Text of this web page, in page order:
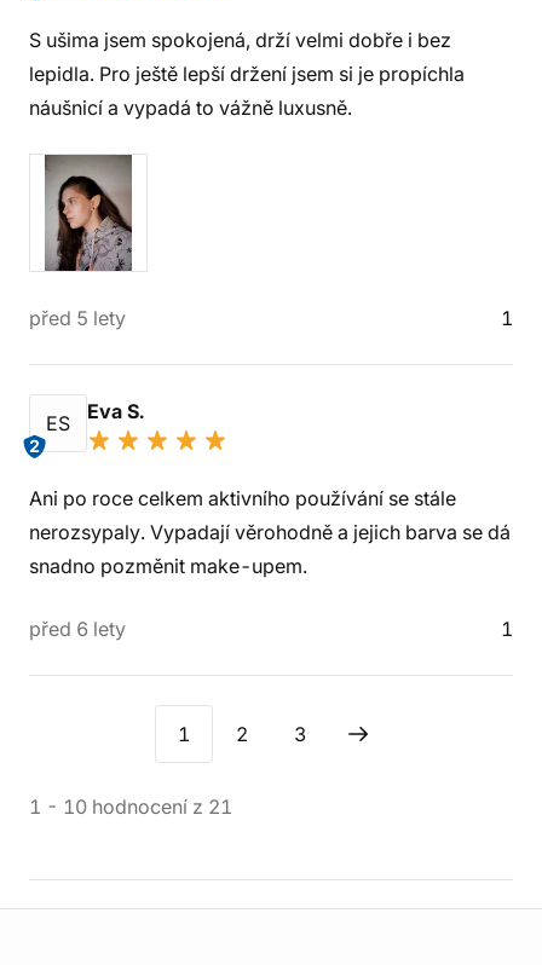
S ušima jsem spokojená, drží velmi dobře i bez
lepidla. Pro ještě lepší držení jsem si je propíchla
náušnicí a vypadá to vážně luxusně.
před 5 lety 1
ES
2
Eva S.
Ani po roce celkem aktivního používání se stále
nerozsypaly. Vypadají věrohodně a jejich barva se dá
snadno pozměnit make-upem.
před 6 lety 1
1 2 3
1 - 10 hodnocení z 21